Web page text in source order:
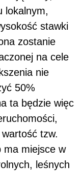
lokalnym,
stawki
zostanie
na cele
nie
50%
ta będzie więc
tzw.
ma miejsce w
leśnych